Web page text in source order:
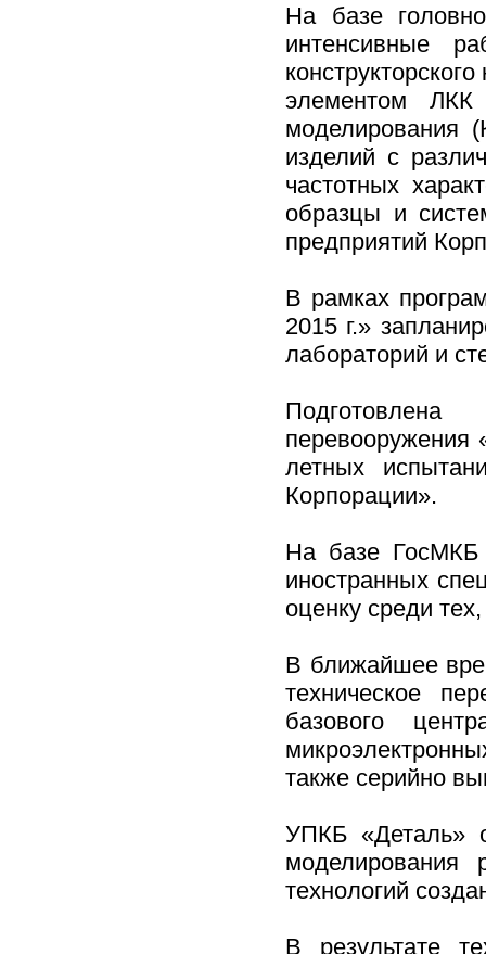
На базе
интенсивные
элементом ЛКК
моделирования
изделий с
частотных
образцы и
предприятий
В рамках
2015 г.»
лабораторий и
перевооружения
летных
Корпорации».
На базе ГосМКБ
иностранных
оценку среди
В ближайшее
техническое
базового
также серийно
УПКБ «Деталь»
моделирования
технологий
В результате